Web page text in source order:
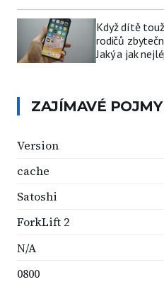
Když dítě
rodičů
Jaký a jak
ZAJÍMAVÉ POJMY
Version
cache
Satoshi
ForkLift 2
N/A
0800